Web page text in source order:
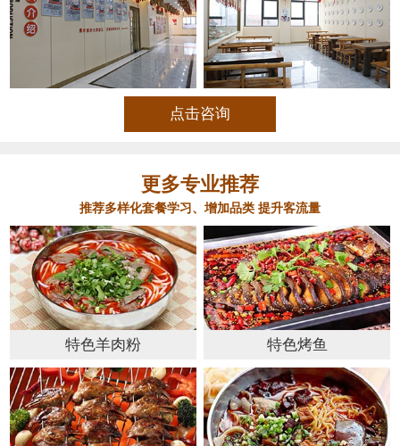
点击咨询
更多专业推荐
推荐多样化套餐学习、增加品类 提升客流量
特色羊肉粉 特色烤鱼